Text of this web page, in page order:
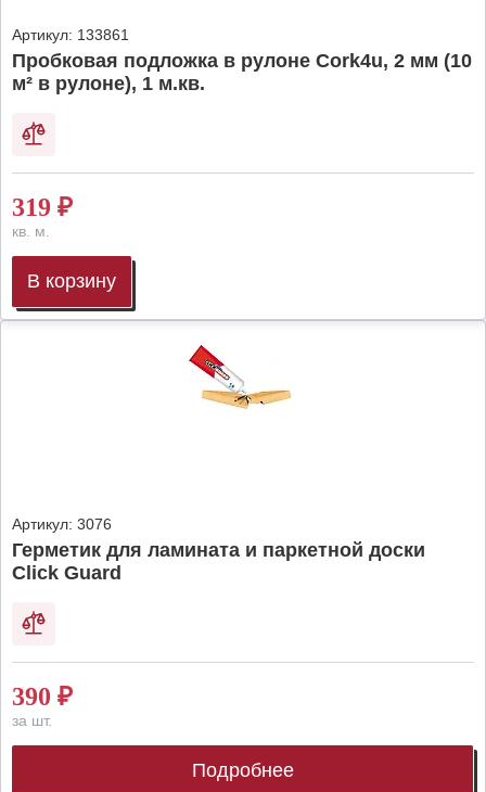
Артикул: 133861
Пробковая подложка в рулоне Cork4u, 2 мм (10
м² в рулоне), 1 м.кв.
319 ₽
кв. м.
В корзину
Артикул: 3076
Герметик для ламината и паркетной доски
Click Guard
390 ₽
за шт.
Подробнее